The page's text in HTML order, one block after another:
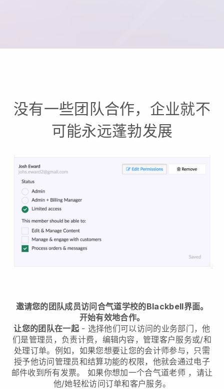
没有一些团队合作，企业就不
可能永远蓬勃发展
邀请您的团队成员访问合气道学校的Blackbell界面。
开始有效地合作。
让您的团队在一起- 选择他们可以访问的业务部门，他
们是管理员，负责计费，编辑内容，管理客户服务或/和
处理订单。例如，如果您想要让您的会计师参与，只需
授予他访问管理员和结算功能的权限，他就会通过电子
邮件收到所有发票。如果你想加一个合气道老师，请让
他/她轻松访问订单和客户服务。